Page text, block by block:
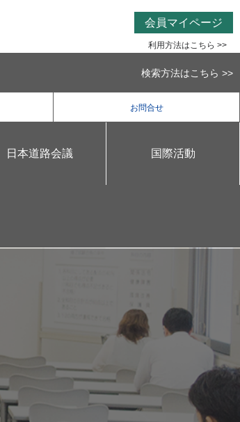
お問合せ
会員マイページ
利用方法はこちら >>
検索方法はこちら >>
日本道路会議 国際活動